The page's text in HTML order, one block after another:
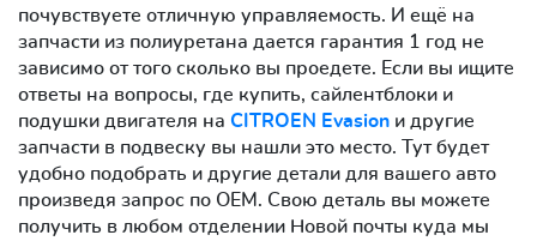
почувствуете отличную управляемость. И ещё на
запчасти из полиуретана дается гарантия 1 год не
зависимо от того сколько вы проедете. Если вы ищите
ответы на вопросы, где купить, сайлентблоки и
подушки двигателя на CITROEN Evasion и другие
запчасти в подвеску вы нашли это место. Тут будет
удобно подобрать и другие детали для вашего авто
произведя запрос по OEM. Свою деталь вы можете
получить в любом отделении Новой почты куда мы